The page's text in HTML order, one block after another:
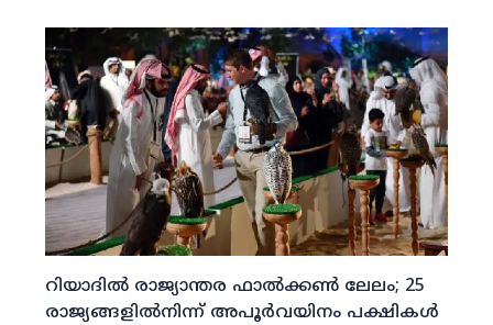
റിയാദില്‍ രാജ്യാന്തര ഫാല്‍ക്കണ്‍ ലേലം; 25
രാജ്യങ്ങളില്‍നിന്ന് അപൂര്‍വയിനം പക്ഷികള്‍